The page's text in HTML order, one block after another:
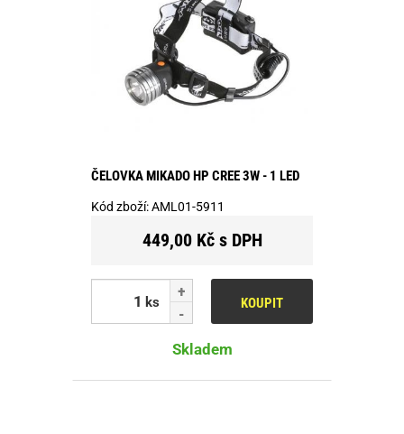
ČELOVKA MIKADO HP CREE 3W - 1 LED
Kód zboží:AML01-5911
449,00 Kč s DPH
ks KOUPIT
Skladem